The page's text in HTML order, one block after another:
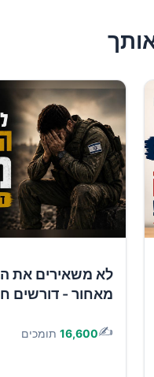
לא משאירים את
מאחור - דורשים
✍️
16,600 תומכים